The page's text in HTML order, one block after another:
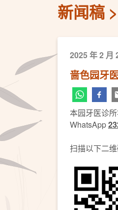
新闻稿
2025 年 2 月
啬色园牙
本园牙医诊
WhatsApp
扫描以下二